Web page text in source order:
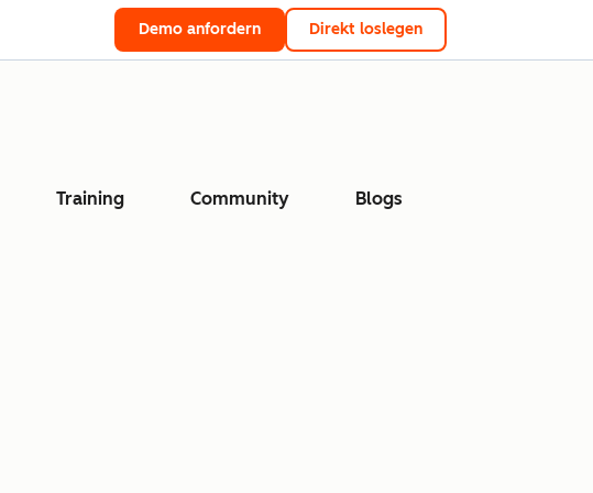
Demo anfordern Direkt loslegen
Training Community Blogs